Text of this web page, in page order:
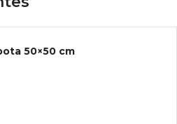
50×50 cm